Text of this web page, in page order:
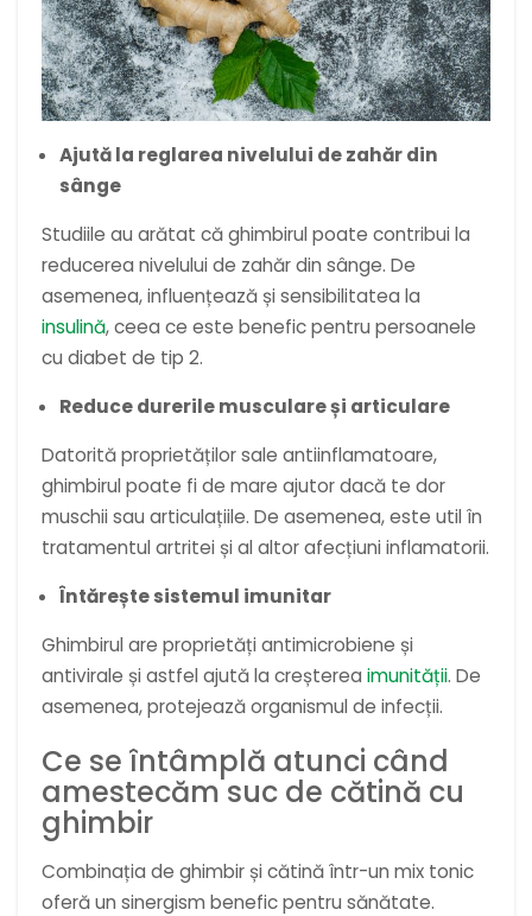
Ajută la reglarea nivelului de zahăr din
sânge
Studiile au arătat că ghimbirul poate contribui la
reducerea nivelului de zahăr din sânge. De
asemenea, influențează și sensibilitatea la
insulină, ceea ce este benefic pentru persoanele
cu diabet de tip 2.
Reduce durerile musculare și articulare
Datorită proprietăților sale antiinflamatoare,
ghimbirul poate fi de mare ajutor dacă te dor
muschii sau articulațiile. De asemenea, este util în
tratamentul artritei și al altor afecțiuni inflamatorii.
Întărește sistemul imunitar
Ghimbirul are proprietăți antimicrobiene și
antivirale și astfel ajută la creșterea imunității. De
asemenea, protejează organismul de infecții.
Ce se întâmplă atunci când
amestecăm suc de cătină cu
ghimbir
Combinația de ghimbir și cătină într-un mix tonic
oferă un sinergism benefic pentru sănătate.